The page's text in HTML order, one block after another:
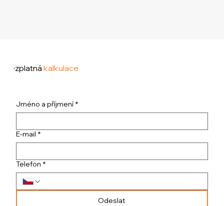
Bezplatná kalkulace
Jméno a příjmení *
E-mail *
Telefon *
Odeslat